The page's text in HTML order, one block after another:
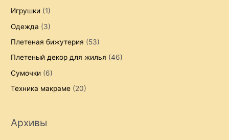
Игрушки (1)
Одежда (3)
Плетеная бижутерия (53)
Плетеный декор для жилья (46)
Сумочки (6)
Техника макраме (20)
Архивы